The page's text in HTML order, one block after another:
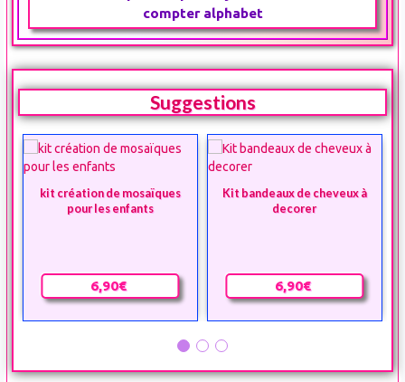
Suggestions
kit création de mosaïques
pour les enfants
6,90€
Kit bandeaux de cheveux à
decorer
6,90€